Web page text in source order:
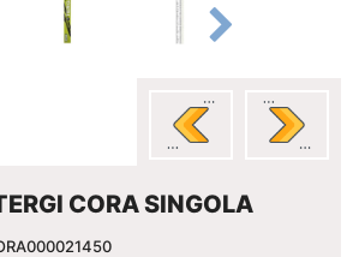
CORA SINGOLA